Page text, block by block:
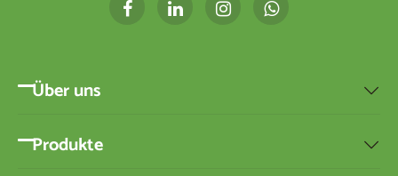
Über uns 
Produkte 